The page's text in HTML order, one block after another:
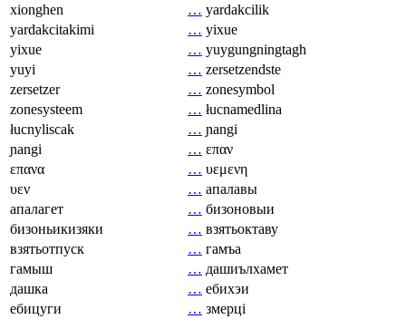
xionghen
… yardakcilik
yardakcitakimi
… yixue
yixue
… yuygungningtagh
yuyi
… zersetzendste
zersetzer
… zonesymbol
zonesysteem
… łucnamedlina
łucnyliscak
… ɲangi
ɲangi
… επαν
επανα
… υεμενη
υεν
… апалавы
апалагет
… бизоновыи
бизоньикизяки
… взятьоктаву
взятьотпуск
… гамъа
гамыш
… дашиълхамет
дашка
… ебихэи
ебицуги
… змерці